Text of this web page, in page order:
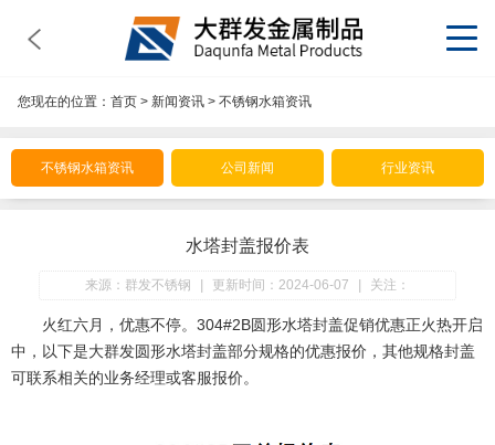
您现在的位置： 首页> 新闻资讯> 不锈钢水箱资讯
不锈钢水箱资讯 公司新闻 行业资讯
水塔封盖报价表
来源：群发不锈钢 更新时间：2024-06-07 关注：
火红六月，优惠不停。304#2B圆形水塔封盖促销优惠正火热开启
中，以下是大群发圆形水塔封盖部分规格的优惠报价，其他规格封盖
可联系相关的业务经理或客服报价。